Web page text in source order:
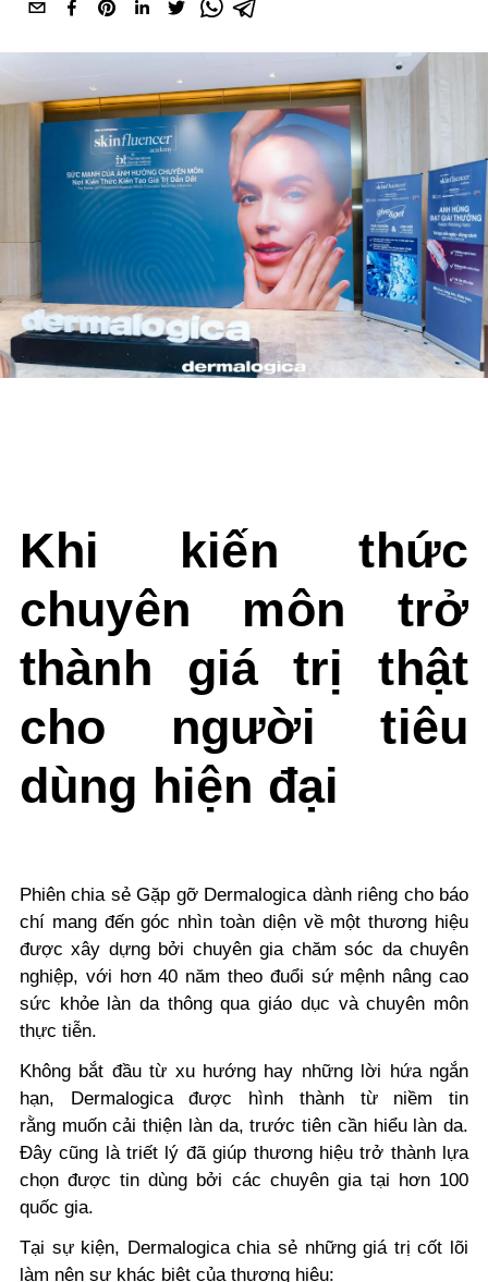
Khi kiến thức
chuyên môn trở
thành giá trị thật
cho người tiêu
dùng hiện đại
Phiên chia sẻ Gặp gỡ Dermalogica dành riêng cho báo
chí mang đến góc nhìn toàn diện về một thương hiệu
được xây dựng bởi chuyên gia chăm sóc da chuyên
nghiệp, với hơn 40 năm theo đuổi sứ mệnh nâng cao
sức khỏe làn da thông qua giáo dục và chuyên môn
thực tiễn.
Không bắt đầu từ xu hướng hay những lời hứa ngắn
hạn, Dermalogica được hình thành từ niềm tin
rằng muốn cải thiện làn da, trước tiên cần hiểu làn da.
Đây cũng là triết lý đã giúp thương hiệu trở thành lựa
chọn được tin dùng bởi các chuyên gia tại hơn 100
quốc gia.
Tại sự kiện, Dermalogica chia sẻ những giá trị cốt lõi
làm nên sự khác biệt của thương hiệu: